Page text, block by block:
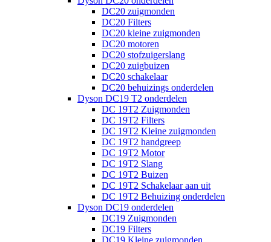
DC20 zuigmonden
DC20 Filters
DC20 kleine zuigmonden
DC20 motoren
DC20 stofzuigerslang
DC20 zuigbuizen
DC20 schakelaar
DC20 behuizings onderdelen
Dyson DC19 T2 onderdelen
DC 19T2 Zuigmonden
DC 19T2 Filters
DC 19T2 Kleine zuigmonden
DC 19T2 handgreep
DC 19T2 Motor
DC 19T2 Slang
DC 19T2 Buizen
DC 19T2 Schakelaar aan uit
DC 19T2 Behuizing onderdelen
Dyson DC19 onderdelen
DC19 Zuigmonden
DC19 Filters
DC19 Kleine zuigmonden